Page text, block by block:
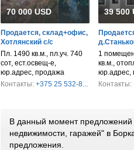
70 000 USD
Продается, склад+офис,
Хотлянский с/с
Пл. 1490 кв.м., пл.уч. 740
сот, ест.освещ-е,
юр.адрес, продажа
Контакты: +375 25 532-8...
39 500
1
кв.м.,
юр.адрес,
Контакты:
В данный момент предложений
недвижимости, гаражей" в
предложения.